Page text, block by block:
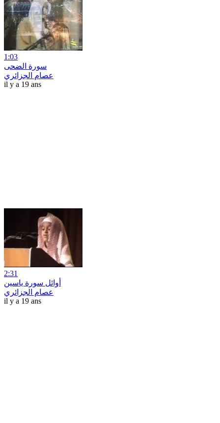
1:03
سورة الضحى
عصام الجزائري
il y a 19 ans
2:31
أوائل سورة ياسين
عصام الجزائري
il y a 19 ans